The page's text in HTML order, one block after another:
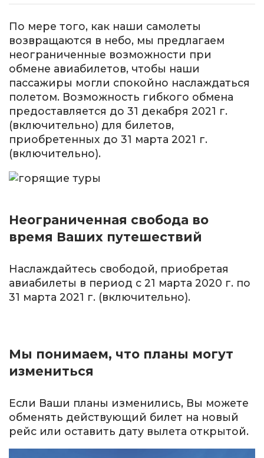
По мере того, как наши самолеты
возвращаются в небо, мы предлагаем
неограниченные возможности при
обмене авиабилетов, чтобы наши
пассажиры могли спокойно наслаждаться
полетом. Возможность гибкого обмена
предоставляется до 31 декабря 2021 г.
(включительно) для билетов,
приобретенных до 31 марта 2021 г.
(включительно).
Неограниченная свобода во
время Ваших путешествий
Наслаждайтесь свободой, приобретая
авиабилеты в период с 21 марта 2020 г. по
31 марта 2021 г. (включительно).
Мы понимаем, что планы могут
измениться
Если Ваши планы изменились, Вы можете
обменять действующий билет на новый
рейс или оставить дату вылета открытой.